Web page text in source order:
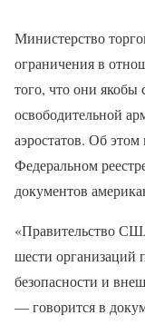
Министерство
ограничения в
того, что они
освободительной
аэростатов. Об
Федеральном
документов
«Правительство
шести организаций
безопасности и
— говорится в